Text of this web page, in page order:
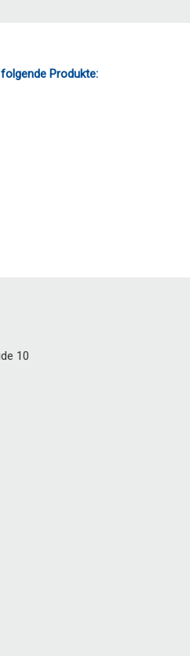
Produkte:
10